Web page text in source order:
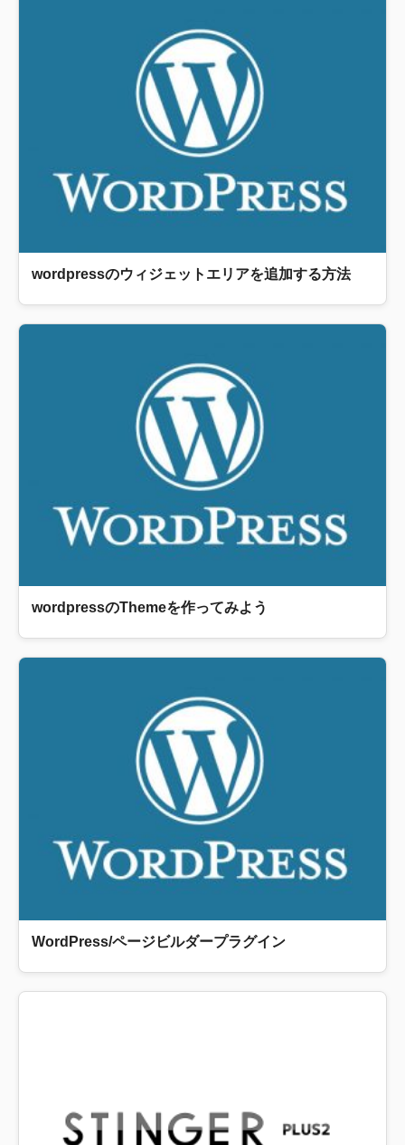
wordpressのウィジェットエリアを追加する方法
wordpressのThemeを作ってみよう
WordPress/ページビルダープラグイン